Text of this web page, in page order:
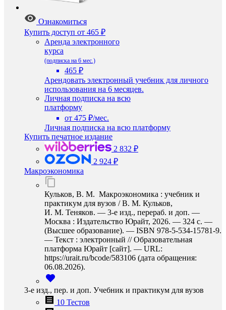
Ознакомиться
Купить доступ от 465 ₽
Аренда электронного
курса
(подписка на 6 мес.)
465 ₽
Арендовать электронный учебник для личного
использования на 6 месяцев.
Личная подписка на всю
платформу
от 475 ₽/мес.
Личная подписка на всю платформу
Купить печатное издание
2 832 ₽
2 924 ₽
Макроэкономика
Кульков, В. М. Макроэкономика : учебник и
практикум для вузов / В. М. Кульков,
И. М. Теняков. — 3-е изд., перераб. и доп. —
Москва : Издательство Юрайт, 2026. — 324 с. —
(Высшее образование). — ISBN 978-5-534-15781-9.
— Текст : электронный // Образовательная
платформа Юрайт [сайт]. — URL:
https://urait.ru/bcode/583106 (дата обращения:
06.08.2026).
3-е изд., пер. и доп. Учебник и практикум для вузов
10 Тестов